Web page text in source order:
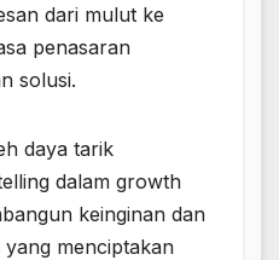
dari mulut ke
penasaran
solusi.
daya tarik
dalam growth
keinginan dan
menciptakan